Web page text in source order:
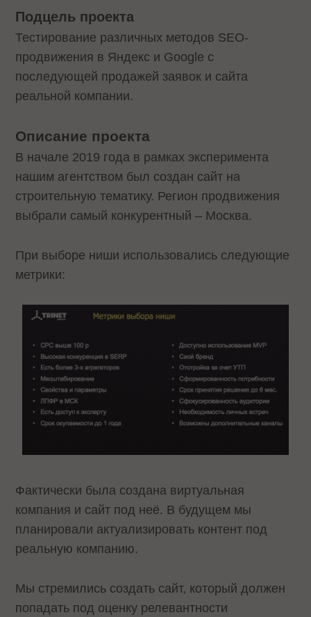
Подцель проекта
Тестирование различных методов SEO-
продвижения в Яндекс и Google с
последующей продажей заявок и сайта
реальной компании.
Описание проекта
В начале 2019 года в рамках эксперимента
нашим агентством был создан сайт на
строительную тематику. Регион продвижения
выбрали самый конкурентный – Москва.
При выборе ниши использовались следующие
метрики:
Фактически была создана виртуальная
компания и сайт под неё. В будущем мы
планировали актуализировать контент под
реальную компанию.
Мы стремились создать сайт, который должен
попадать под оценку релевантности